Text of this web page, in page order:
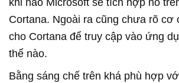
khi nào Microsoft sẽ tích hợp nó
Cortana. Ngoài ra cũng chưa rõ cơ
cho Cortana để truy cập vào ứng
thế nào.
Bằng sáng chế trên khá phù hợp